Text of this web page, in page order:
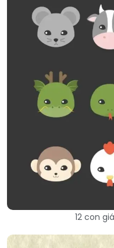
12 con